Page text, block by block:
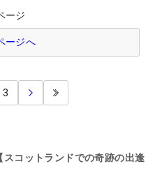
ージ
ージへ
3
コットランドでの奇跡の出逢